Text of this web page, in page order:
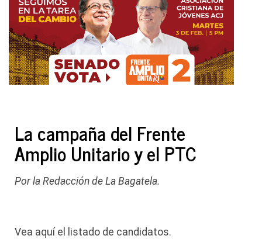
La campaña del Frente
Amplio Unitario y el PTC
Por la Redacción de La Bagatela.
Vea aquí el listado de candidatos.